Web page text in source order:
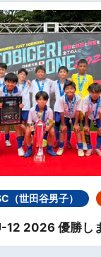
（世田谷男子）
12 2026 優勝し